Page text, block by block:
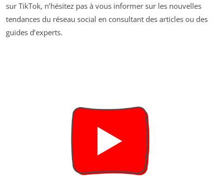
sur TikTok, n’hésitez pas à vous informer sur les nouvelles
tendances du réseau social en consultant des articles ou des
guides d’experts.